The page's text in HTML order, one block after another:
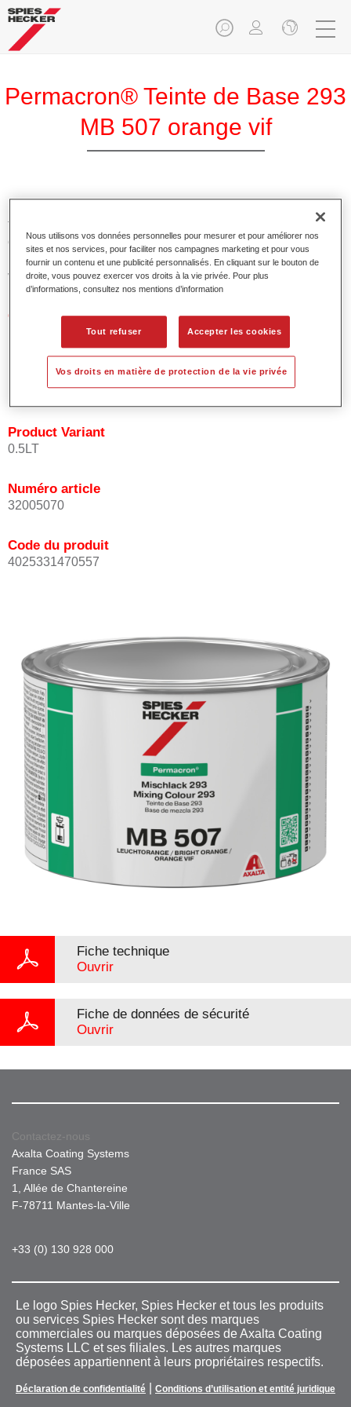
Permacron® Teinte de Base 293
MB 507 orange vif
teintes pour tout système reverni utilisant la base mate
conventionnelle de qualité supérieure Permacron Prélaque.
Elle est utilisable de manière universelle sur toutes les
voitures de tourisme, bus et véhicules commerciaux.
Caractéristiques du produit
Permet une application facile et sûre.
Le système à faire les teintes permet de réaliser toutes
les teintes avec rapidité et précision.
Peut être recouverte avec les Vernis MS Permacron.
Product Variant
0.5LT
Numéro article
32005070
Code du produit
4025331470557
Fiche technique
Ouvrir
Fiche de données de sécurité
Ouvrir
Contactez-nous
Axalta Coating Systems
France SAS
1, Allée de Chantereine
F-78711 Mantes-la-Ville
+33 (0) 130 928 000
Le logo Spies Hecker, Spies Hecker et tous les produits
ou services Spies Hecker sont des marques
commerciales ou marques déposées de Axalta Coating
Systems LLC et ses filiales. Les autres marques
déposées appartiennent à leurs propriétaires respectifs.
Déclaration de confidentialité Conditions d’utilisation et entité juridique
Nous utilisons vos données personnelles pour mesurer et pour améliorer nos
sites et nos services, pour faciliter nos campagnes marketing et pour vous
fournir un contenu et une publicité personnalisés. En cliquant sur le bouton de
droite, vous pouvez exercer vos droits à la vie privée. Pour plus
d’informations, consultez nos mentions d’information
Tout refuser Accepter les cookies
Vos droits en matière de protection de la vie privée